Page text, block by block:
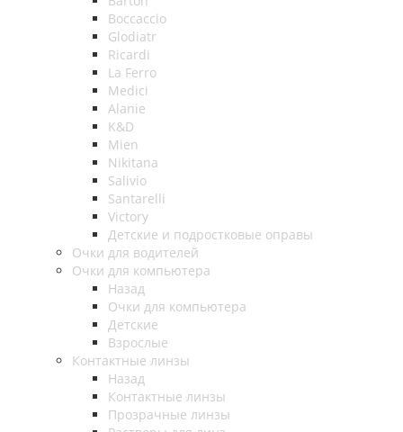
Boccaccio
Glodiatr
Ricardi
La Ferro
Medici
Alanie
K&D
Mien
Nikitana
Salivio
Santarelli
Victory
Детские и подростковые оправы
Очки для водителей
Очки для компьютера
Назад
Очки для компьютера
Детские
Взрослые
Контактные линзы
Назад
Контактные линзы
Прозрачные линзы